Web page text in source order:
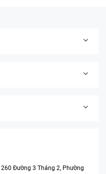
260 Đường 3 Tháng 2, Phường